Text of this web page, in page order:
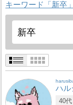
キーワード「新卒
ハル
40代